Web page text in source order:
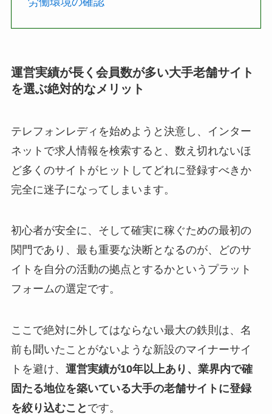
運営実績が長く会員数が多い大手老舗サイト
を選ぶ絶対的なメリット
テレフォンレディを始めようと決意し、インター
ネットで求人情報を検索すると、数え切れないほ
ど多くのサイトがヒットしてどれに登録すべきか
完全に迷子になってしまいます。
初心者が安全に、そして確実に稼ぐための最初の
関門であり、最も重要な決断となるのが、どのサ
イトを自分の活動の拠点とするかというプラット
フォームの選定です。
ここで絶対に外してはならない最大の鉄則は、名
前も聞いたことがないような新設のマイナーサイ
トを避け、 運営実績が10年以上あり、業界内で確
固たる地位を築いている大手の老舗サイトに登録
を絞り込むこと です。